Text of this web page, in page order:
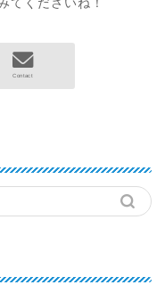
てくださいね！